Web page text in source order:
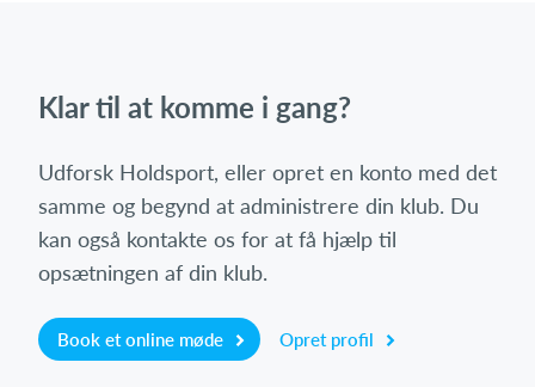
Klar til at komme i gang?
Udforsk Holdsport, eller opret en konto med det
samme og begynd at administrere din klub. Du
kan også kontakte os for at få hjælp til
opsætningen af din klub.
Book et online møde Opret profil